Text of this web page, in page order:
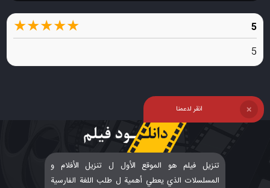
5
★★★★★
5
تنزيل فيلم هو الموقع الأول ل تنزيل الأفلام و
المسلسلات الذي يعطي أهمية ل طلب اللغة الفارسية
انقر لدعمنا ❌